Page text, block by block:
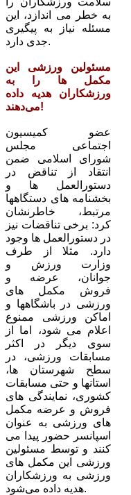
به خطر می اندازد، این
مسئله نیاز به پیگیری
جدی دارد.
مسئولین ورزشی این
مکمل ها را به
ورزشکاران هدیه داده
می‌دهند!‌
عضو کمیسیون
اجتماعی مجلس
شورای اسلامی ضمن
انتقاد از تناقض در
دستورالعمل ها و
بخشنامه های دستگاهها
مرتبط، خاطرنشان
کرد: برخی تناقضات نیز
در دستورالعمل ها وجود
دارد. مثلا از طرف
وزارت ورزش و
جوانان، عرضه و
فروش مکمل های
ورزشی در باشگاهها و
اماکن ورزشی ممنوع
اعلام می شود، اما از
سوی دیگر در اکثر
مسابقات ورزشی، در
سطح شهرستان ها،
استانها و حتی مسابقات
کشوری، نمایندگی های
فروش و عرضه مکمل
های ورزشی به عنوان
اسپانسر حضور پیدا می
کنند و توسط مسئولین
ورزشی این مکمل های
ورزشی به ورزشکاران
هدیه داده می‌شود.